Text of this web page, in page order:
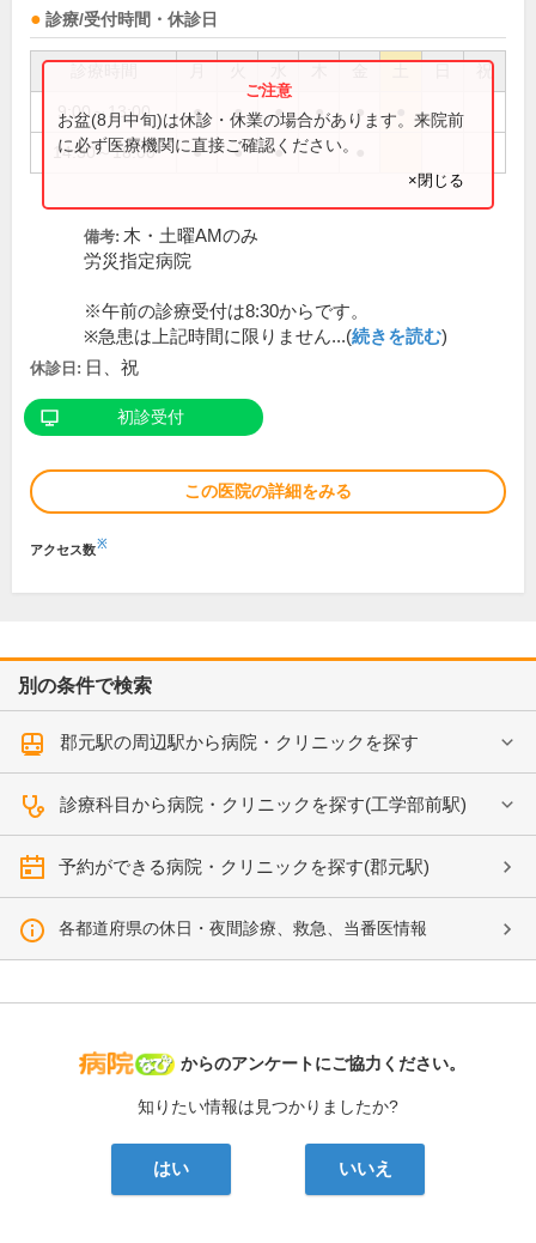
診療/受付時間・休診日
祝
9:00～13:00 ● ● ● ● ●
14:30～18:00 ● ● ●
お盆(8月中旬)は休診・休業の場合があります。来院前
に必ず医療機関に直接ご確認ください。
×閉じる
備考: 木・土曜AMのみ
労災指定病院
※午前の診療受付は8:30からです。
※急患は上記時間に限りません...(続きを読む)
休診日: 日、祝
初診受付
この医院の詳細をみる
アクセス数※
別の条件で検索
郡元駅の周辺駅から病院・クリニックを探す
診療科目から病院・クリニックを探す(工学部前駅)
予約ができる病院・クリニックを探す(郡元駅)
各都道府県の休日・夜間診療、救急、当番医情報
病院なび
からのアンケートにご協力ください。
知りたい情報は見つかりましたか?
はい いいえ